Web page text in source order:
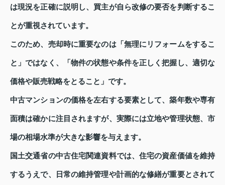
は現況を正確に説明し、買主が自ら改修の要否を判断するこ
とが重視されています。
このため、売却時に重要なのは「無理にリフォームをするこ
と」ではなく、「物件の状態や条件を正しく把握し、適切な
価格や販売戦略をとること」です。
中古マンションの価格を左右する要素として、築年数や専有
面積は確かに注目されますが、実際には立地や管理状態、市
場の相場水準が大きな影響を与えます。
国土交通省の中古住宅関連資料では、住宅の資産価値を維持
するうえで、日常の維持管理や計画的な修繕が重要とされて